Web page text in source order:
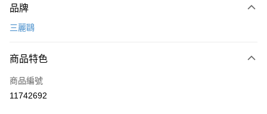
信用卡一次付款
LINE Pay
Apple Pay
品牌
三麗鷗
商品特色
商品編號
11742692